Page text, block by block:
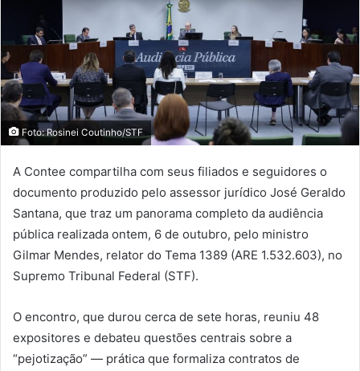
Foto: Rosinei Coutinho/STF
A Contee compartilha com seus filiados e seguidores o
documento produzido pelo assessor jurídico José Geraldo
Santana, que traz um panorama completo da audiência
pública realizada ontem, 6 de outubro, pelo ministro
Gilmar Mendes, relator do Tema 1389 (ARE 1.532.603), no
Supremo Tribunal Federal (STF).
O encontro, que durou cerca de sete horas, reuniu 48
expositores e debateu questões centrais sobre a
“pejotização” — prática que formaliza contratos de